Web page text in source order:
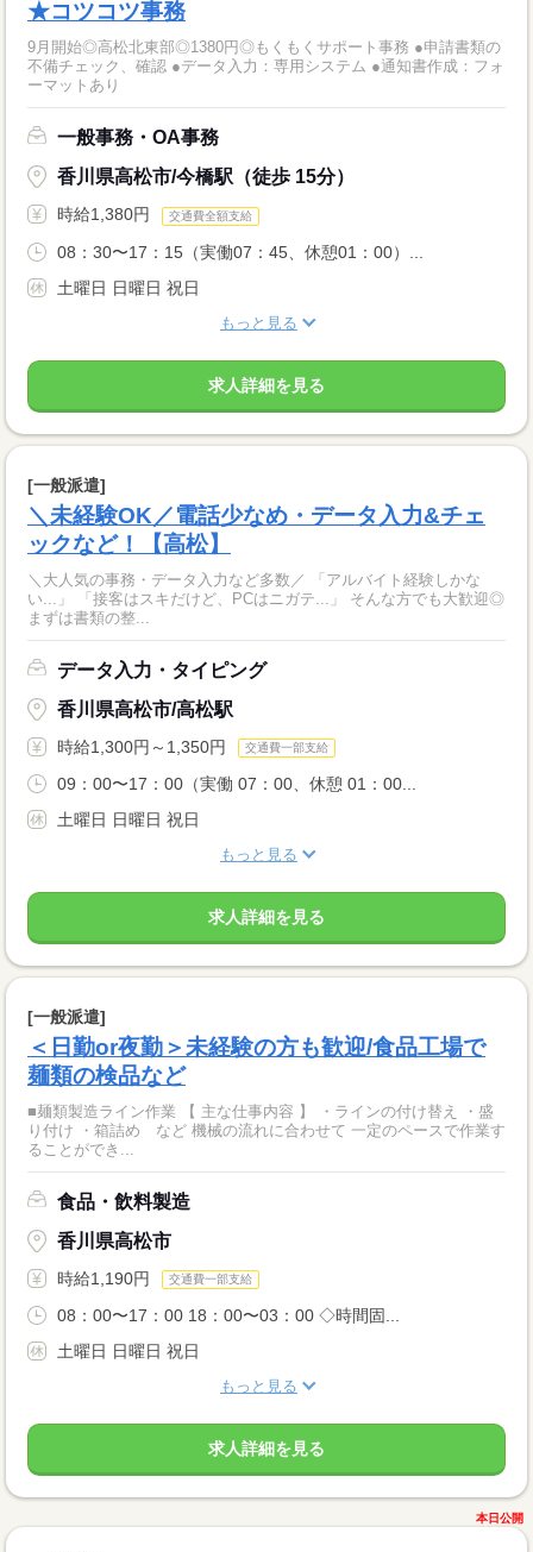
★コツコツ事務
9月開始◎高松北東部◎1380円◎もくもくサポート事務 ●申請書類の
不備チェック、確認 ●データ入力：専用システム ●通知書作成：フォ
ーマットあり
一般事務・OA事務
香川県高松市/今橋駅（徒歩 15分）
時給1,380円 交通費全額支給
08：30〜17：15（実働07：45、休憩01：00）...
土曜日 日曜日 祝日
もっと見る
求人詳細を見る
[一般派遣]
＼未経験OK／電話少なめ・データ入力&チェ
ックなど！【高松】
＼大人気の事務・データ入力など多数／ 「アルバイト経験しかな
い...」 「接客はスキだけど、PCはニガテ...」 そんな方でも大歓迎◎
まずは書類の整...
データ入力・タイピング
香川県高松市/高松駅
時給1,300円～1,350円 交通費一部支給
09：00〜17：00（実働 07：00、休憩 01：00...
土曜日 日曜日 祝日
もっと見る
求人詳細を見る
[一般派遣]
＜日勤or夜勤＞未経験の方も歓迎/食品工場で
麺類の検品など
■麺類製造ライン作業 【 主な仕事内容 】 ・ラインの付け替え ・盛
り付け ・箱詰め など 機械の流れに合わせて 一定のペースで作業す
ることができ...
食品・飲料製造
香川県高松市
時給1,190円 交通費一部支給
08：00〜17：00 18：00〜03：00 ◇時間固...
土曜日 日曜日 祝日
もっと見る
求人詳細を見る
本日公開